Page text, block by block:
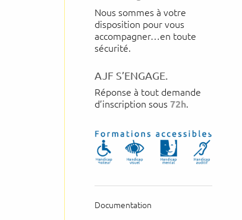
Nous sommes à votre
disposition pour vous
accompagner…en toute
sécurité.
AJF S’ENGAGE.
Réponse à tout demande
d’inscription sous72h.
Documentation